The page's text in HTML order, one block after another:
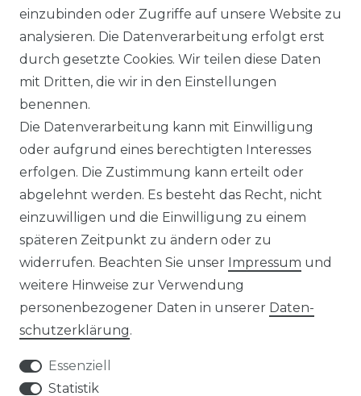
Wechselrichter
Wechselrichter
Weiteres Zubehör
Wp Balkonkraftwerk
mit Speicher
NOAH 2000
NEXA 2000
PV-KOMPLETTSETS
Solaranlagen mit Speicher
Insel Solaranlagen
10 kW PV-Anlage mit Speicher
8 kWp Solaranlagen
15 kWp Solaranlagen
20 kWp Solaranlagen
25 kWp Solaranlagen
30 kWp Solaranlagen
Klimaanlagen
Klimaanlagen
Split Sets
Klimaanlagen
ÜBER UNS
einzubinden oder Zugriffe auf unsere Website zu
analysieren. Die Datenverarbeitung erfolgt erst
durch gesetzte Cookies. Wir teilen diese Daten
mit Dritten, die wir in den Einstellungen
benennen.
Die Datenverarbeitung kann mit Einwilligung
oder aufgrund eines berechtigten Interesses
erfolgen. Die Zustimmung kann erteilt oder
abgelehnt werden. Es besteht das Recht, nicht
einzuwilligen und die Einwilligung zu einem
späteren Zeitpunkt zu ändern oder zu
widerrufen. Beachten Sie unser Impressum und
weitere Hinweise zur Verwendung
personenbezogener Daten in unserer Daten­
schutz­erklärung.
Essenziell
Statistik